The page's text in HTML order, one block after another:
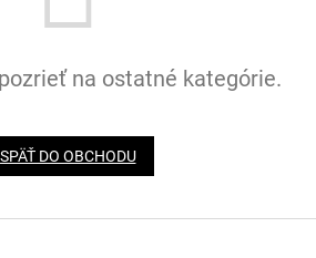
na ostatné kategórie.
SPÄŤ DO OBCHODU